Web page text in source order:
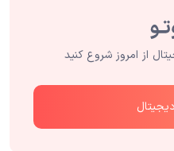
از امروز شروع کنید